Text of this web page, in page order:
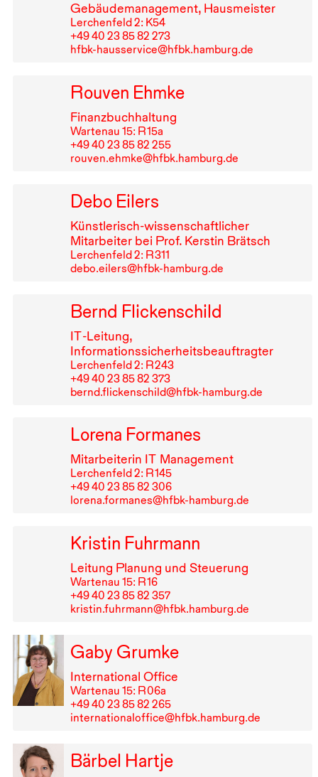
Gebäudemanagement, Hausmeister
Lerchenfeld 2: K54
+49⁠ ⁠40⁠ ⁠23⁠ ⁠85⁠ ⁠82⁠ ⁠273
hfbk-hausservice@hfbk.hamburg.de
Rouven Ehmke
Finanzbuchhaltung
Wartenau 15: R⁠ ⁠15a
+49⁠ ⁠40⁠ ⁠23⁠ ⁠85⁠ ⁠82⁠ ⁠255
rouven.ehmke@hfbk.hamburg.de
Debo Eilers
Künstlerisch-wissenschaftlicher
Mitarbeiter bei Prof. Kerstin Brätsch
Lerchenfeld 2: R⁠ ⁠311
debo.eilers@hfbk-hamburg.de
Bernd Flickenschild
IT-Leitung,
Informationssicherheitsbeauftragter
Lerchenfeld 2: R⁠ ⁠243
+49⁠ ⁠40⁠ ⁠23⁠ ⁠85⁠ ⁠82⁠ ⁠373
bernd.flickenschild@hfbk-hamburg.de
Lorena Formanes
Mitarbeiterin IT Management
Lerchenfeld 2: R⁠ ⁠145
+49⁠ ⁠40⁠ ⁠23⁠ ⁠85⁠ ⁠82⁠ ⁠306
lorena.formanes@hfbk-hamburg.de
Kristin Fuhrmann
Leitung Planung und Steuerung
Wartenau 15: R⁠ ⁠16
+49⁠ ⁠40⁠ ⁠23⁠ ⁠85⁠ ⁠82⁠ ⁠357
kristin.fuhrmann@hfbk.hamburg.de
Gaby Grumke
International Office
Wartenau 15: R⁠ ⁠06a
+49⁠ ⁠40⁠ ⁠23⁠ ⁠85⁠ ⁠82⁠ ⁠265
internationaloffice@hfbk.hamburg.de
Bärbel Hartje